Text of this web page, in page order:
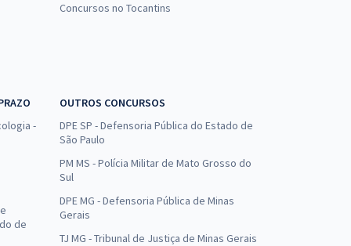
Concursos no Tocantins
-
de
OUTROS CONCURSOS
DPE SP - Defensoria Pública do Estado de
São Paulo
PM MS - Polícia Militar de Mato Grosso do
Sul
DPE MG - Defensoria Pública de Minas
Gerais
TJ MG - Tribunal de Justiça de Minas Gerais